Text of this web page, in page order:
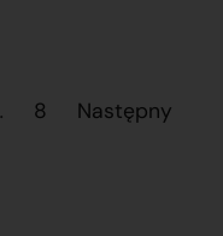
8 Następny